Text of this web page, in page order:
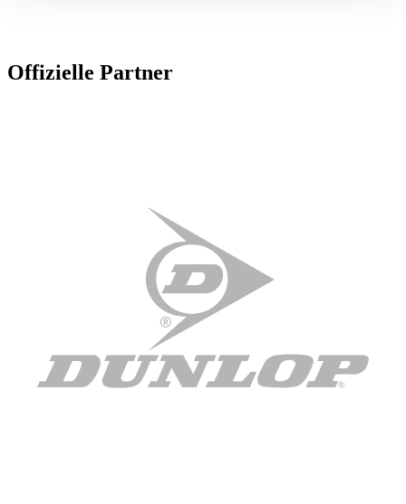
Wir verwenden Cookies, um Inhalte und Anzeigen zu
weiteren Daten zusammen, die Sie ihnen bereitgestellt
haben oder die sie im Rahmen Ihrer Nutzung der Dienste
gesammelt haben. DieCookie-Einstellungen
jederzeit über den Link im Footer aufgerufen und
Offizielle Partner